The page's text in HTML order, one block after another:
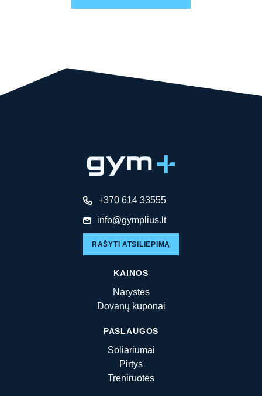
+370 614 33555
info@gymplius.lt
RAŠYTI ATSILIEPIMĄ
KAINOS
Narystės
Dovanų kuponai
PASLAUGOS
Soliariumai
Pirtys
Treniruotės